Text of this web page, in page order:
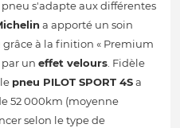
pneu s'adapte aux différentes
a apporté un soin
à la finition « Premium
un effet velours. Fidèle
pneu PILOT SPORT 4Sa
52 000km (moyenne
selon le type de